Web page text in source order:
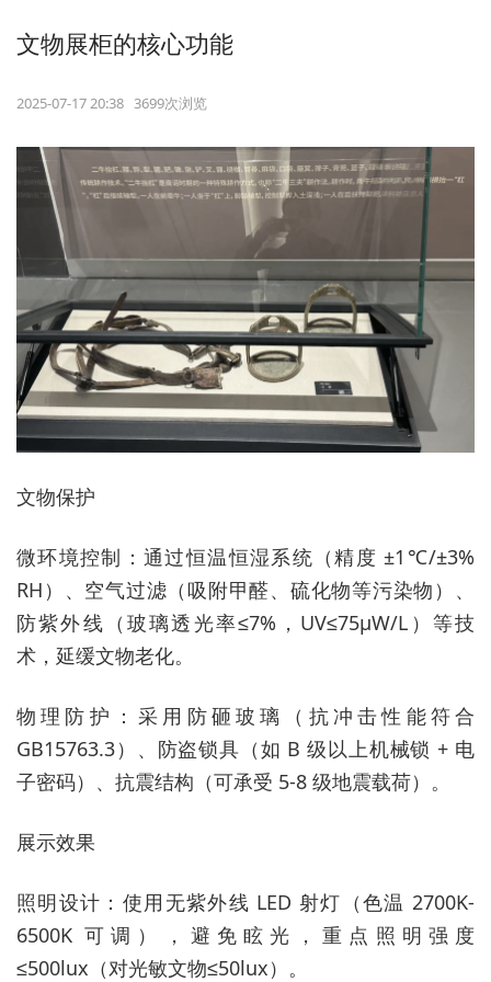
文物展柜的核心功能
2025-07-17 20:38 3699次浏览
文物保护
微环境控制：通过恒温恒湿系统（精度 ±1℃/±3%
RH）、空气过滤（吸附甲醛、硫化物等污染物）、
防紫外线（玻璃透光率≤7%，UV≤75μW/L）等技
术，延缓文物老化。
物理防护：采用防砸玻璃（抗冲击性能符合
GB15763.3）、防盗锁具（如 B 级以上机械锁 + 电
子密码）、抗震结构（可承受 5-8 级地震载荷）。
展示效果
照明设计：使用无紫外线 LED 射灯（色温 2700K-
6500K 可调），避免眩光，重点照明强度
≤500lux（对光敏文物≤50lux）。